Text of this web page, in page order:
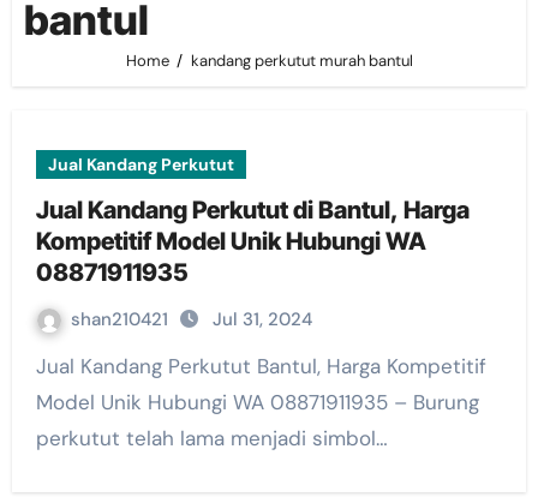
bantul
Home kandang perkutut murah bantul
Jual Kandang Perkutut
Jual Kandang Perkutut di Bantul, Harga
Kompetitif Model Unik Hubungi WA
08871911935
shan210421 Jul 31, 2024
Jual Kandang Perkutut Bantul, Harga Kompetitif
Model Unik Hubungi WA 08871911935 – Burung
perkutut telah lama menjadi simbol…